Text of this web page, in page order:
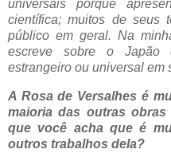
universais porque
científica; muitos de seus
público em geral. Na
escreve sobre o Japão
estrangeiro ou universal em
A Rosa de Versalhes é
maioria das outras
que você acha que é
outros trabalhos dela?